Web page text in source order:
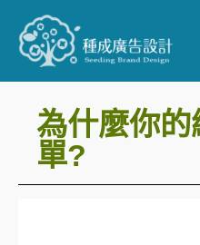
為什麼你的
單?